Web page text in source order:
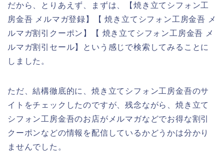
だから、とりあえず、まずは、【焼き立てシフォン工
房金吾 メルマガ登録】【 焼き立てシフォン工房金吾 メ
ルマガ割引クーポン】【 焼き立てシフォン工房金吾 メ
ルマガ割引セール】という感じで検索してみることに
しました。
ただ、結構徹底的に、焼き立てシフォン工房金吾のサ
イトをチェックしたのですが、残念ながら、焼き立て
シフォン工房金吾のお店がメルマガなどでお得な割引
クーポンなどの情報を配信しているかどうかは分かり
ませんでした。